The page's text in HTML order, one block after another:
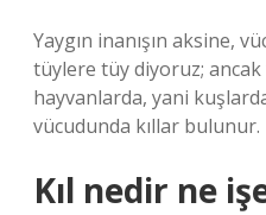
Yaygın inanışın aksine,
tüylere tüy diyoruz; ancak
hayvanlarda, yani
vücudunda kıllar bulunur.
Kıl nedir ne